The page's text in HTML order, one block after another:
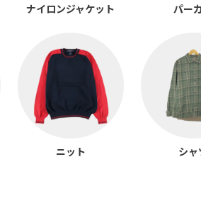
ナイロンジャケット パー
ニット シャ